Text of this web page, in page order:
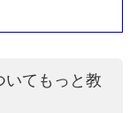
いてもっと教